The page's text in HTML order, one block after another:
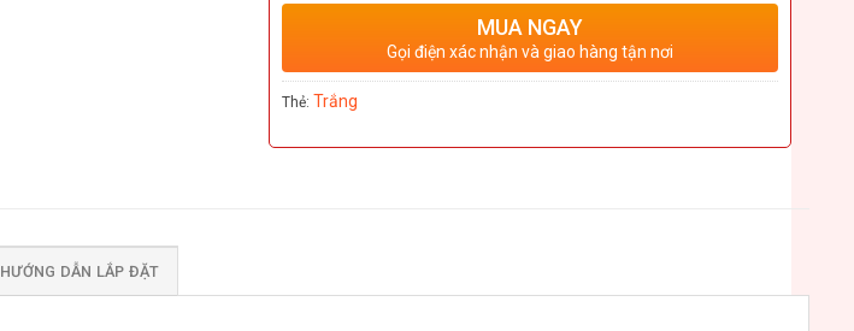
MUA NGAY
Gọi điện xác nhận và giao hàng tận nơi
Thẻ: Trắng
HƯỚNG DẪN LẮP ĐẶT